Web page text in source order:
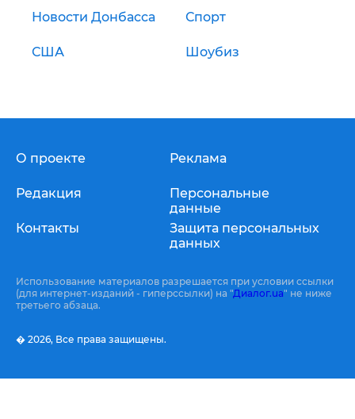
Новости Донбасса Спорт
США Шоубиз
О проекте
Редакция
Контакты
Реклама
Персональные
данные
Защита персональных
данных
Использование материалов разрешается при условии ссылки
(для интернет-изданий - гиперссылки) на "Диалог.ua" не ниже
третьего абзаца.
� 2026, Все права защищены.